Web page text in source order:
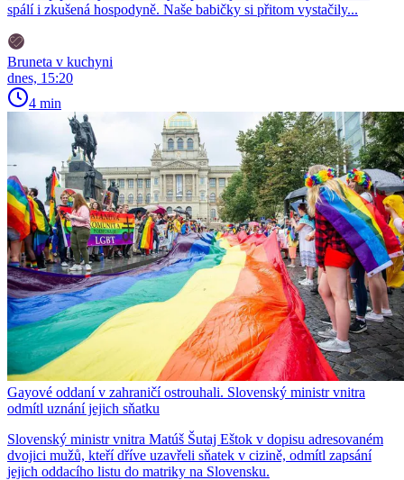
spálí i zkušená hospodyně. Naše babičky si přitom vystačily...
Bruneta v kuchyni
dnes, 15:20
4 min
Gayové oddaní v zahraničí ostrouhali. Slovenský ministr vnitra
odmítl uznání jejich sňatku
Slovenský ministr vnitra Matúš Šutaj Eštok v dopisu adresovaném
dvojici mužů, kteří dříve uzavřeli sňatek v cizině, odmítl zapsání
jejich oddacího listu do matriky na Slovensku.